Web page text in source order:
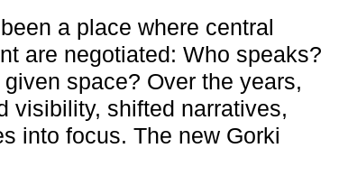
a place where central
are negotiated: Who speaks?
space? Over the years,
visibility, shifted narratives,
into focus. The new Gorki